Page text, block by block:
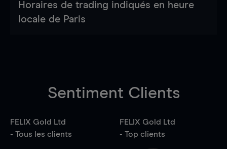
Horaires de trading indiqués en heure
locale de Paris
Sentiment Clients
FELIX Gold Ltd
- Tous les clients
FELIX Gold Ltd
- Top clients